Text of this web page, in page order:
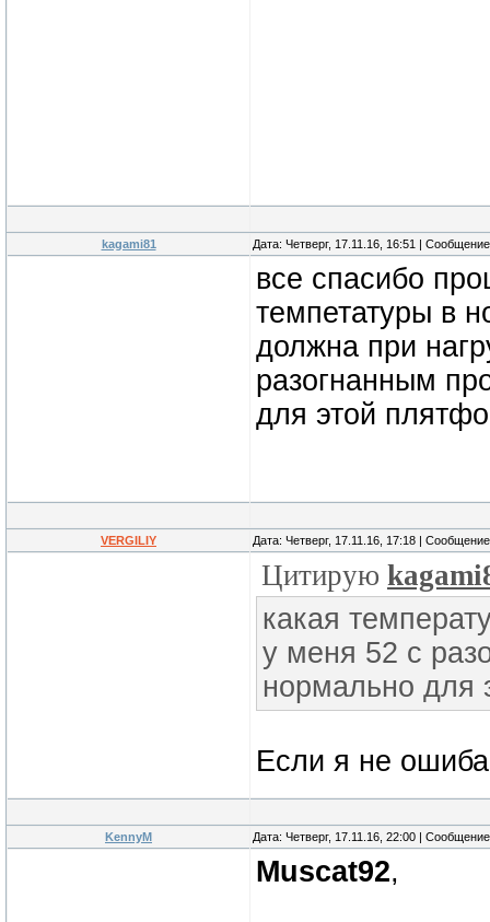
kagami81 Дата: Четверг, 17.11.16, 16:51 |
все спасибо
темпетатуры в
должна при
разогнанным
для этой
VERGILIY Дата: Четверг, 17.11.16, 17:18 |
Цитирую
какая
у меня 52 с
нормально для
Если я не
KennyM Дата: Четверг, 17.11.16, 22:00 |
Muscat92,